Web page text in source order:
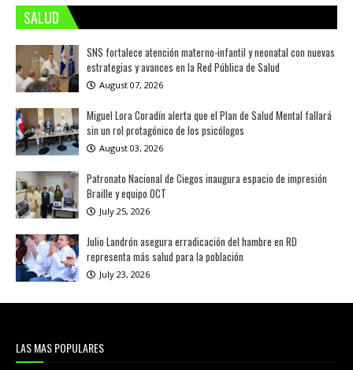
SALUD
SNS fortalece atención materno-infantil y neonatal con nuevas
estrategias y avances en la Red Pública de Salud
August 07, 2026
Miguel Lora Coradín alerta que el Plan de Salud Mental fallará
sin un rol protagónico de los psicólogos
August 03, 2026
Patronato Nacional de Ciegos inaugura espacio de impresión
Braille y equipo OCT
July 25, 2026
Julio Landrón asegura erradicación del hambre en RD
representa más salud para la población
July 23, 2026
LAS MAS POPULARES